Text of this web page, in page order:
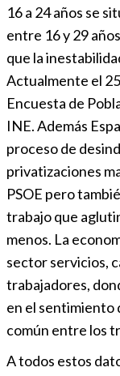
16 a 24 años se
entre 16 y 29
que la
Actualmente el
Encuesta de
INE. Además
proceso de
privatizaciones
PSOE pero
trabajo que
menos. La
sector servicios,
trabajadores,
en el sentimiento
común entre los
A todos estos